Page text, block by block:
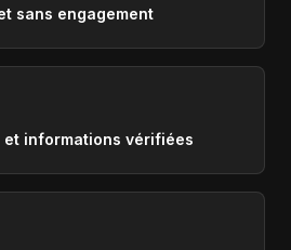
sans engagement
informations vérifiées